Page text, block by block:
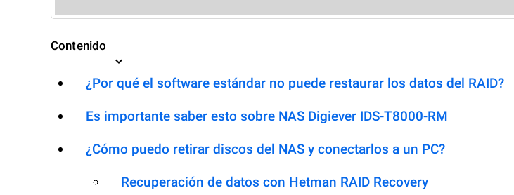
Contenido
¿Por qué el software estándar no puede restaurar los datos del RAID?
Es importante saber esto sobre NAS Digiever IDS-T8000-RM
¿Cómo puedo retirar discos del NAS y conectarlos a un PC?
Recuperación de datos con Hetman RAID Recovery